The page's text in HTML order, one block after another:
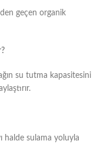
geçen organik
su tutma kapasitesini
halde sulama yoluyla